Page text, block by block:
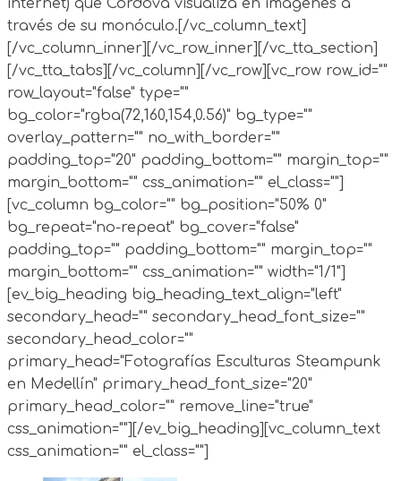
internet) que Córdova visualiza en imágenes a
través de su monóculo.[/vc_column_text]
[/vc_column_inner][/vc_row_inner][/vc_tta_section]
[/vc_tta_tabs][/vc_column][/vc_row][vc_row row_id=""
row_layout="false" type=""
bg_color="rgba(72,160,154,0.56)" bg_type=""
overlay_pattern="" no_with_border=""
padding_top="20" padding_bottom="" margin_top=""
margin_bottom="" css_animation="" el_class=""]
[vc_column bg_color="" bg_position="50% 0"
bg_repeat="no-repeat" bg_cover="false"
padding_top="" padding_bottom="" margin_top=""
margin_bottom="" css_animation="" width="1/1"]
[ev_big_heading big_heading_text_align="left"
secondary_head="" secondary_head_font_size=""
secondary_head_color=""
primary_head="Fotografías Esculturas Steampunk
en Medellín" primary_head_font_size="20"
primary_head_color="" remove_line="true"
css_animation=""][/ev_big_heading][vc_column_text
css_animation="" el_class=""]